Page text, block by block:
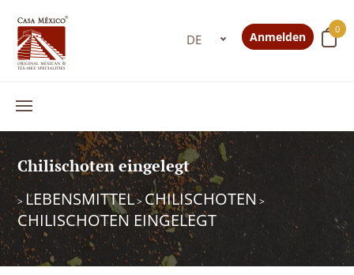
0
Anmelden
Chilischoten eingelegt
> LEBENSMITTEL>CHILISCHOTEN >
CHILISCHOTEN EINGELEGT